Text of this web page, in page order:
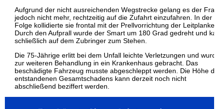
Aufgrund der nicht ausreichenden Wegstrecke gelang es der Frau
jedoch nicht mehr, rechtzeitig auf die Zufahrt einzufahren. In der
Folge kollidierte sie frontal mit der Prellvorrichtung der Leitplanke.
Durch den Aufprall wurde der Smart um 180 Grad gedreht und
schließlich auf dem Zubringer zum Stehen.
Die 75-Jährige erlitt bei dem Unfall leichte Verletzungen und
zur weiteren Behandlung in ein Krankenhaus gebracht. Das
beschädigte Fahrzeug musste abgeschleppt werden. Die Höhe
entstandenen Gesamtschadens kann derzeit noch nicht
abschließend beziffert werden.